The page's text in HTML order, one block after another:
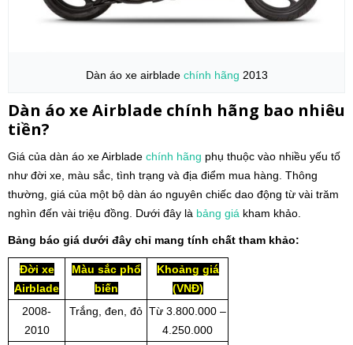
Dàn áo xe airblade chính hãng 2013
Dàn áo xe Airblade chính hãng bao nhiêu
tiền?
Giá của dàn áo xe Airblade chính hãng phụ thuộc vào nhiều yếu tố
như đời xe, màu sắc, tình trạng và địa điểm mua hàng. Thông
thường, giá của một bộ dàn áo nguyên chiếc dao động từ vài trăm
nghìn đến vài triệu đồng. Dưới đây là bảng giá kham khảo.
Bảng báo giá dưới đây chỉ mang tính chất tham khảo:
Đời xe
Airblade
Màu sắc phổ
biến
Khoảng giá
(VNĐ)
2008-
2010
Trắng, đen, đỏ Từ 3.800.000 –
4.250.000